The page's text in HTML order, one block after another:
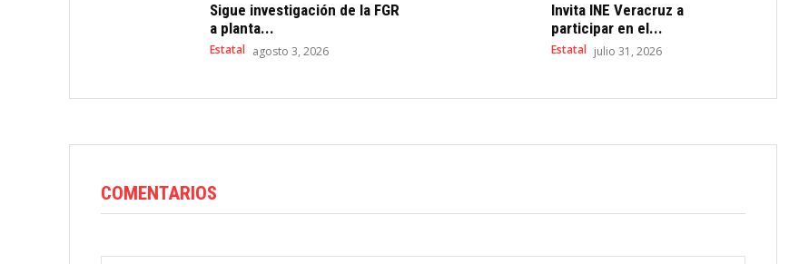
Sigue investigación de la FGR
a planta...
Estatal agosto 3, 2026
Invita INE Veracruz a
participar en el...
Estatal julio 31, 2026
COMENTARIOS